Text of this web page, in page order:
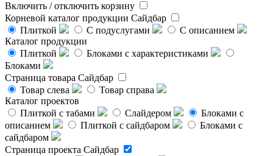
Включить / отключить корзину
Корневой каталог продукции Сайдбар
Плиткой
С подуслугами
С описанием
Каталог продукции
Плиткой
Блоками с характеристиками
Блоками
Страница товара Сайдбар
Товар слева
Товар справа
Каталог проектов
Плиткой с табами
Слайдером
Блоками с
описанием
Плиткой с сайдбаром
Блоками с
сайдбаром
Страница проекта Сайдбар